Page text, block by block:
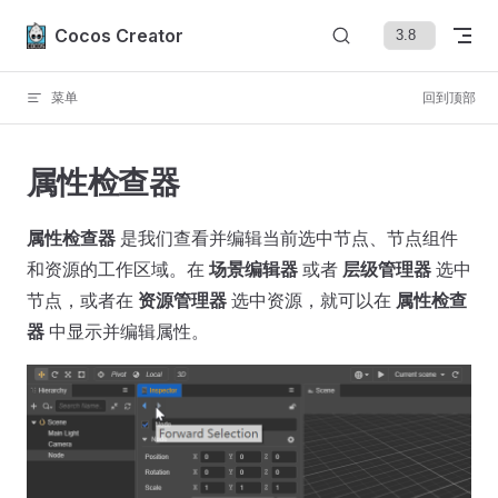
Skip to content
Cocos Creator
菜单 回到顶部
属性检查器
属性检查器 是我们查看并编辑当前选中节点、节点组件
和资源的工作区域。在 场景编辑器 或者 层级管理器 选中
节点，或者在 资源管理器 选中资源，就可以在 属性检查
器 中显示并编辑属性。